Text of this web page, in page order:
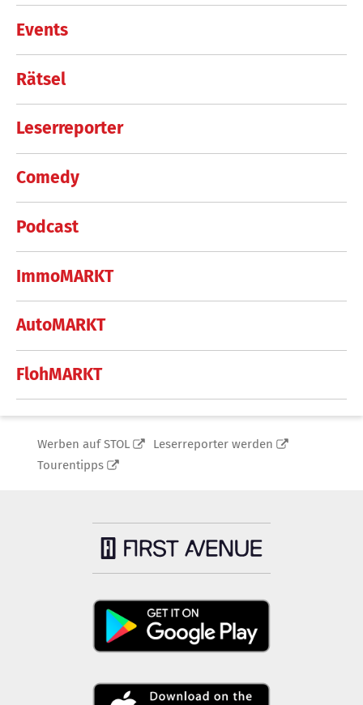
Events
Rätsel
Leserreporter
Comedy
Podcast
ImmoMARKT
AutoMARKT
FlohMARKT
Werben auf STOL
Leserreporter werden
Tourentipps